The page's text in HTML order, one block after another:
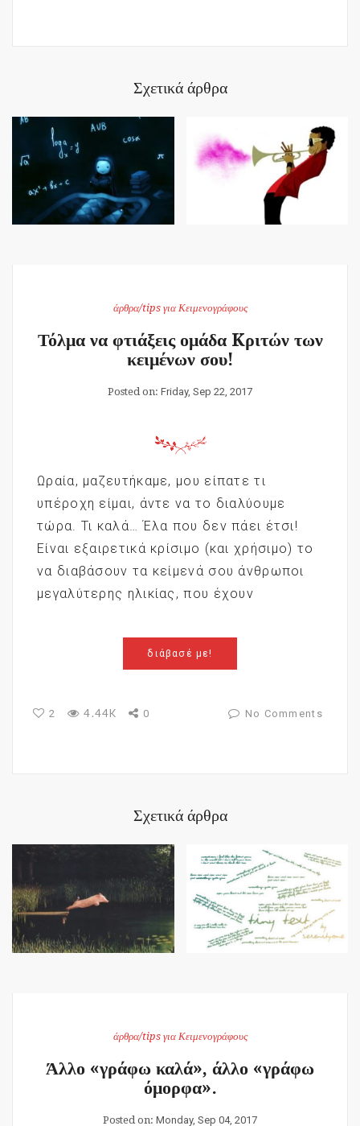
Σχετικά άρθρα
άρθρα/tips για Κειμενογράφους
Τόλμα να φτιάξεις ομάδα Kριτών των
κειμένων σου!
Posted on: Friday, Sep 22, 2017
Ωραία, μαζευτήκαμε, μου είπατε τι
υπέροχη είμαι, άντε να το διαλύουμε
τώρα. Τι καλά… Έλα που δεν πάει έτσι!
Είναι εξαιρετικά κρίσιμο (και χρήσιμο) το
να διαβάσουν τα κείμενά σου άνθρωποι
μεγαλύτερης ηλικίας, που έχουν
διάβασέ με!
2 4.44K 0 No Comments
Σχετικά άρθρα
άρθρα/tips για Κειμενογράφους
Άλλο «γράφω καλά», άλλο «γράφω
όμορφα».
Posted on: Monday, Sep 04, 2017